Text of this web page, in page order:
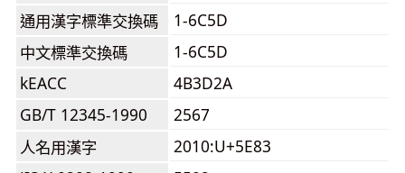
通用漢字標準交換碼
1-6C5D
中文標準交換碼
1-6C5D
kEACC
4B3D2A
GB/T 12345-1990
2567
人名用漢字
2010:U+5E83